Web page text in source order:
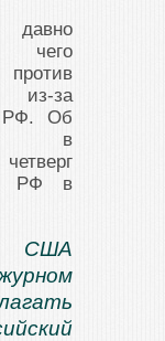
давно
чего
за
РФ. Об
в
РФ в